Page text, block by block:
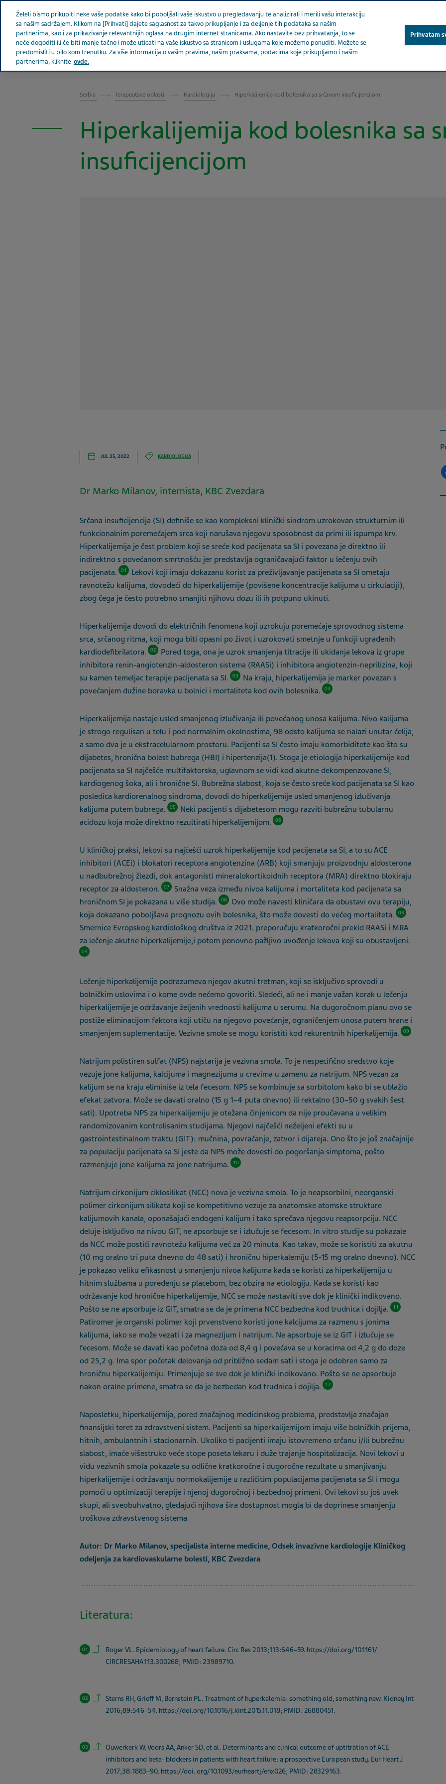
Teva u svetu Vesti
SRBIJA
Serbia Terapeutske oblasti Kardiologija Hiperkalijemija kod bolesnika sa srčanom insuficijencijom
Hiperkalijemija kod bolesnika sa
insuficijencijom
JUL 25, 2022 KARDIOLOGIJA
Dr Marko Milanov, internista, KBC Zvezdara
Srčana insuficijencija (SI) definiše se kao kompleksni klinički sindrom uzrokovan strukturnim ili
funkcionalnim poremećajem srca koji narušava njegovu sposobnost da primi ili ispumpa krv.
Hiperkalijemija je čest problem koji se sreće kod pacijenata sa SI i povezana je direktno ili
indirektno s povećanom smrtnošću jer predstavlja ograničavajući faktor u lečenju ovih
pacijenata. 01
Lekovi koji imaju dokazanu korist za preživljavanje pacijenata sa SI ometaju
ravnotežu kalijuma, dovodeći do hiperkalijemije (povišene koncentracije kalijuma u cirkulaciji),
zbog čega je često potrebno smanjiti njihovu dozu ili ih potpuno ukinuti.
Hiperkalijemija dovodi do električnih fenomena koji uzrokuju poremećaje sprovodnog sistema
srca, srčanog ritma, koji mogu biti opasni po život i uzrokovati smetnje u funkciji ugrađenih
kardiodefibrilatora. 02 Pored toga, ona je uzrok smanjenja titracije ili ukidanja lekova iz grupe
inhibitora renin-angiotenzin-aldosteron sistema (RAASi) i inhibitora angiotenzin-neprilizina, koji
su kamen temeljac terapije pacijenata sa SI. 03
Na kraju, hiperkalijemija je marker povezan s
povećanjem dužine boravka u bolnici i mortaliteta kod ovih bolesnika. 04
Hiperkalijemija nastaje usled smanjenog izlučivanja ili povećanog unosa kalijuma. Nivo kalijuma
je strogo regulisan u telu i pod normalnim okolnostima, 98 odsto kalijuma se nalazi unutar ćelija,
a samo dva je u ekstracelularnom prostoru. Pacijenti sa SI često imaju komorbiditete kao što su
dijabetes, hronična bolest bubrega (HBI) i hipertenzija(1). Stoga je etiologija hiperkalijemije kod
pacijenata sa SI najčešće multifaktorska, uglavnom se vidi kod akutne dekompenzovane SI,
kardiogenog šoka, ali i hronične SI. Bubrežna slabost, koja se često sreće kod pacijenata sa SI kao
posledica kardiorenalnog sindroma, dovodi do hiperkalijemije usled smanjenog izlučivanja
kalijuma putem bubrega. 05
Neki pacijenti s dijabetesom mogu razviti bubrežnu tubularnu
acidozu koja može direktno rezultirati hiperkalijemijom. 06
U kliničkoj praksi, lekovi su najčešći uzrok hiperkalijemije kod pacijenata sa SI, a to su ACE
inhibitori (ACEi) i blokatori receptora angiotenzina (ARB) koji smanjuju proizvodnju aldosterona
u nadbubrežnoj žlezdi, dok antagonisti mineralokortikoidnih receptora (MRA) direktno blokiraju
receptor za aldosteron. 07
Snažna veza između nivoa kalijuma i mortaliteta kod pacijenata sa
hroničnom SI je pokazana u više studija. 08 Ovo može navesti kliničara da obustavi ovu terapiju,
koja dokazano poboljšava prognozu ovih bolesnika, što može dovesti do većeg mortaliteta. 03
Smernice Evropskog kardiološkog društva iz 2021. preporučuju kratkoročni prekid RAASi i MRA
za lečenje akutne hiperkalijemije,i potom ponovno pažljivo uvođenje lekova koji su obustavljeni.
04
Lečenje hiperkalijemije podrazumeva njegov akutni tretman, koji se isključivo sprovodi u
bolničkim uslovima i o kome ovde nećemo govoriti. Sledeći, ali ne i manje važan korak u lečenju
hiperkalijemije je održavanje željenih vrednosti kalijuma u serumu. Na dugoročnom planu ovo se
postiže eliminacijom faktora koji utiču na njegovo povećanje, ograničenjem unosa putem hrane i
smanjenjem suplementacije. Vezivne smole se mogu koristiti kod rekurentnih hiperkalijemija. 09
Natrijum polistiren sulfat (NPS) najstarija je vezivna smola. To je nespecifično sredstvo koje
vezuje jone kalijuma, kalcijuma i magnezijuma u ​​crevima u zamenu za natrijum. NPS vezan za
kalijum se na kraju eliminiše iz tela fecesom. NPS se kombinuje sa sorbitolom kako bi se ublažio
efekat zatvora. Može se davati oralno (15 g 1–4 puta dnevno) ili rektalno (30–50 g svakih šest
sati). Upotreba NPS za hiperkalijemiju je otežana činjenicom da nije proučavana u velikim
randomizovanim kontrolisanim studijama. Njegovi najčešći neželjeni efekti su u
gastrointestinalnom traktu (GIT): mučnina, povraćanje, zatvor i dijareja. Ono što je još značajnije
za populaciju pacijenata sa SI jeste da NPS može dovesti do pogoršanja simptoma, pošto
razmenjuje jone kalijuma za jone natrijuma. 10
Natrijum cirkonijum ciklosilikat (NCC) nova je vezivna smola. To je neapsorbilni, neorganski
polimer cirkonijum silikata koji se kompetitivno vezuje za anatomske atomske strukture
kalijumovih kanala, oponašajući endogeni kalijum i tako sprečava njegovu reapsorpciju. NCC
deluje isključivo na nivou GIT, ne apsorbuje se i izlučuje se fecesom. In vitro studije su pokazale
da NCC može postići ravnotežu kalijuma već za 20 minuta. Kao takav, može se koristiti za akutnu
(10 mg oralno tri puta dnevno do 48 sati) i hroničnu hiperkalemiju (5-15 mg oralno dnevno). NCC
je pokazao veliku efikasnost u smanjenju nivoa kalijuma kada se koristi za hiperkalijemiju u
hitnim službama u poređenju sa placebom, bez obzira na etiologiju. Kada se koristi kao
održavanje kod hronične hiperkalijemije, NCC se može nastaviti sve dok je klinički indikovano.
Pošto se ne apsorbuje iz GIT, smatra se da je primena NCC bezbedna kod trudnica i dojilja. 11
Patiromer je organski polimer koji prvenstveno koristi jone kalcijuma za razmenu s jonima
kalijuma, iako se može vezati i za magnezijum i natrijum. Ne apsorbuje se iz GIT i izlučuje se
fecesom. Može se davati kao početna doza od 8,4 g i povećava se u koracima od 4,2 g do doze
od 25,2 g. Ima spor početak delovanja od približno sedam sati i stoga je odobren samo za
hroničnu hiperkalijemiju. Primenjuje se sve dok je klinički indikovano. Pošto se ne apsorbuje
nakon oralne primene, smatra se da je bezbedan kod trudnica i dojilja. 12
Naposletku, hiperkalijemija, pored značajnog medicinskog problema, predstavlja značajan
finansijski teret za zdravstveni sistem. Pacijenti sa hiperkalijemijom imaju više bolničkih prijema,
hitnih, ambulantnih i stacionarnih. Ukoliko ti pacijenti imaju istovremeno srčanu i/ili bubrežnu
slabost, imaće višestruko veće stope poseta lekaru i duže trajanje hospitalizacija. Novi lekovi u
vidu vezivnih smola pokazale su odlične kratkoročne i dugoročne rezultate u smanjivanju
hiperkalijemije i održavanju normokalijemije u različitim populacijama pacijenata sa SI i mogu
pomoći u optimizaciji terapije i njenoj dugoročnoj i bezbednoj primeni. Ovi lekovi su još uvek
skupi, ali sveobuhvatno, gledajući njihova šira dostupnost mogla bi da doprinese smanjenju
troškova zdravstvenog sistema
Autor: Dr Marko Milanov, specijalista interne medicine, Odsek invazivne kardiologije Kliničkog
odeljenja za kardiovaskularne bolesti, KBC Zvezdara
Literatura:
Back to contents.
Roger VL. Epidemiology of heart failure. Circ Res 2013;113:646–59. https://doi.org/10.1161/
CIRCRESAHA.113.300268; PMID: 23989710.
Back to contents.
Sterns RH, Grieff M, Bernstein PL. Treatment of hyperkalemia: something old, something new. Kidney Int
2016;89:546–54. https://doi.org/10.1016/j.kint.2015.11.018; PMID: 26880451.
Back to contents.
Ouwerkerk W, Voors AA, Anker SD, et al. Determinants and clinical outcome of uptitration of ACE-
inhibitors and beta- blockers in patients with heart failure: a prospective European study. Eur Heart J
2017;38:1883–90. https://doi. org/10.1093/eurheartj/ehx026; PMID: 28329163.
Želeli bismo prikupiti neke vaše podatke kako bi poboljšali vaše iskustvo u pregledavanju te analizirali i merili vašu interakciju
sa našim sadržajem. Klikom na [Prihvati] dajete saglasnost za takvo prikupljanje i za deljenje tih podataka sa našim
partnerima, kao i za prikazivanje relevantnijih oglasa na drugim internet stranicama. Ako nastavite bez prihvatanja, to se
neće dogoditi ili će biti manje tačno i može uticati na vaše iskustvo sa stranicom i uslugama koje možemo ponuditi. Možete se
predomisliti u bilo kom trenutku. Za više informacija o vašim pravima, našim praksama, podacima koje prikupljamo i našim
partnerima, kliknite ovde.
Prihvatam